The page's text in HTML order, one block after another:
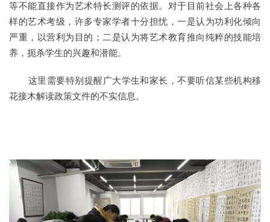
等不能直接作为艺术特长测评的依据。对于目前社会上各种各
样的艺术考级，许多专家学者十分担忧，一是认为功利化倾向
严重，以营利为目的；二是认为将艺术教育推向纯粹的技能培
养，扼杀学生的兴趣和潜能。
这里需要特别提醒广大学生和家长，不要听信某些机构移
花接木解读政策文件的不实信息。